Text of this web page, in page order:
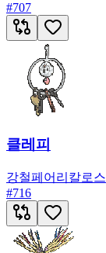
#707
클레피
강철페어리 칼로스
#716